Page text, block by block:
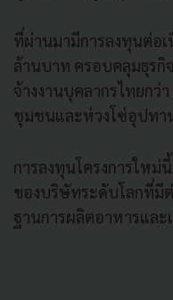
ที่ผ่านมามีการลงทุนต่อเ
ล้านบาท ครอบคลุมธุรกิ
จ้างงานบุคลากรไทยกว่
ชุมชนและห่วงโซ่อุปทา
การลงทุนโครงการใหม่
ของบริษัทระดับโลกที่มี
ฐานการผลิตอาหารแล